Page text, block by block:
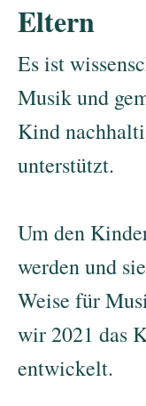
Eltern
Es ist
Musik und
Kind
unterstützt.
Um den
werden und
Weise für
wir 2021 das
entwickelt.